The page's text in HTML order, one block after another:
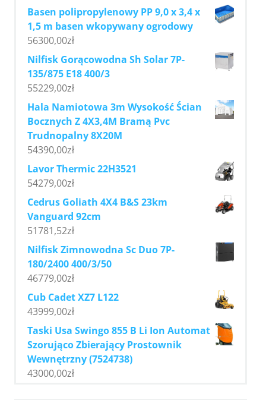
Basen polipropylenowy PP 9,0 x 3,4 x
1,5 m basen wkopywany ogrodowy
56300,00zł
Nilfisk Gorącowodna Sh Solar 7P-
135/875 E18 400/3
55229,00zł
Hala Namiotowa 3m Wysokość Ścian
Bocznych Z 4X3,4M Bramą Pvc
Trudnopalny 8X20M
54390,00zł
Lavor Thermic 22H3521
54279,00zł
Cedrus Goliath 4X4 B&S 23km
Vanguard 92cm
51781,52zł
Nilfisk Zimnowodna Sc Duo 7P-
180/2400 400/3/50
46779,00zł
Cub Cadet XZ7 L122
43999,00zł
Taski Usa Swingo 855 B Li Ion Automat
Szorująco Zbierający Prostownik
Wewnętrzny (7524738)
43000,00zł